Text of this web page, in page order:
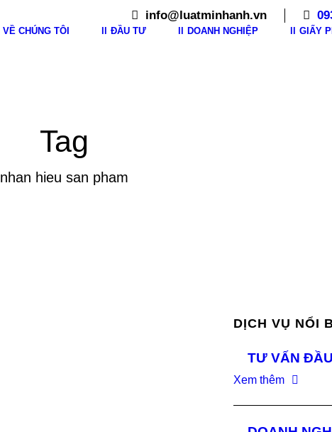
info@luatminhanh.vn
VỀ CHÚNG TÔI ĐẦU TƯ DOANH NGHIỆP GIẤY
Tag
nhan hieu san pham
DỊCH VỤ NỔI
TƯ VẤN
Xem thêm